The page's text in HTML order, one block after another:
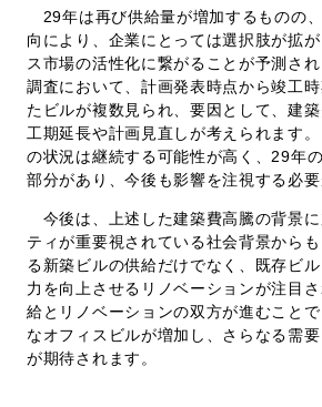
29年は再び供給量が増加するものの
向により、企業にとっては選択肢が拡
ス市場の活性化に繋がることが予測さ
調査において、計画発表時点から竣工
たビルが複数見られ、要因として、建
工期延長や計画見直しが考えられます
の状況は継続する可能性が高く、29年
部分があり、今後も影響を注視する必要
今後は、上述した建築費高騰の背景に
ティが重要視されている社会背景から
る新築ビルの供給だけでなく、既存ビ
力を向上させるリノベーションが注目
給とリノベーションの双方が進むこと
なオフィスビルが増加し、さらなる需
が期待されます。